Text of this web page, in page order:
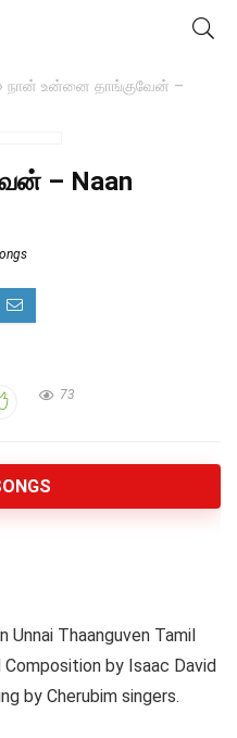
நான் உன்னை தாங்குவேன் –
– Naan
73
Thaanguven Tamil
Composition by Isaac David
by Cherubim singers.